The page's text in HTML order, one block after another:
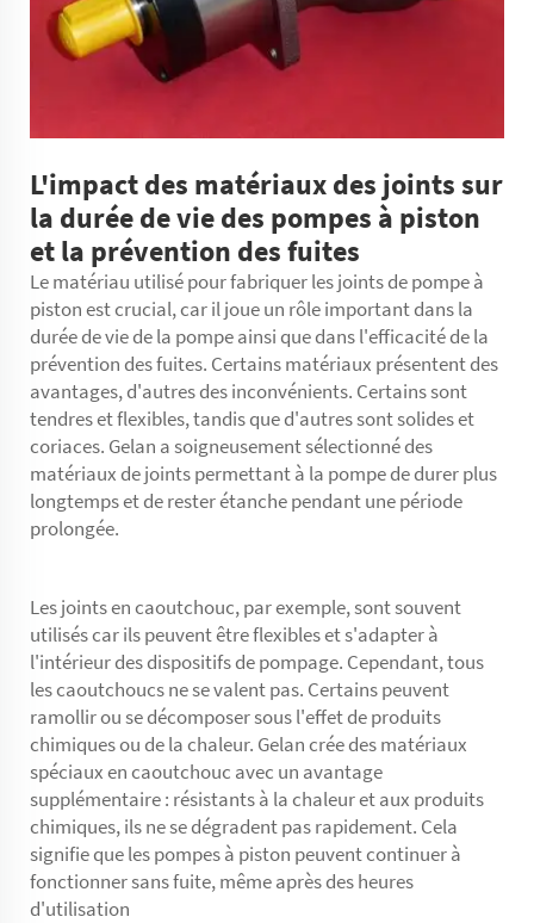
L'impact des matériaux des joints sur
la durée de vie des pompes à piston
et la prévention des fuites
Le matériau utilisé pour fabriquer les joints de pompe à
piston est crucial, car il joue un rôle important dans la
durée de vie de la pompe ainsi que dans l'efficacité de la
prévention des fuites. Certains matériaux présentent des
avantages, d'autres des inconvénients. Certains sont
tendres et flexibles, tandis que d'autres sont solides et
coriaces. Gelan a soigneusement sélectionné des
matériaux de joints permettant à la pompe de durer plus
longtemps et de rester étanche pendant une période
prolongée.
Les joints en caoutchouc, par exemple, sont souvent
utilisés car ils peuvent être flexibles et s'adapter à
l'intérieur des dispositifs de pompage. Cependant, tous
les caoutchoucs ne se valent pas. Certains peuvent
ramollir ou se décomposer sous l'effet de produits
chimiques ou de la chaleur. Gelan crée des matériaux
spéciaux en caoutchouc avec un avantage
supplémentaire : résistants à la chaleur et aux produits
chimiques, ils ne se dégradent pas rapidement. Cela
signifie que les pompes à piston peuvent continuer à
fonctionner sans fuite, même après des heures
d'utilisation